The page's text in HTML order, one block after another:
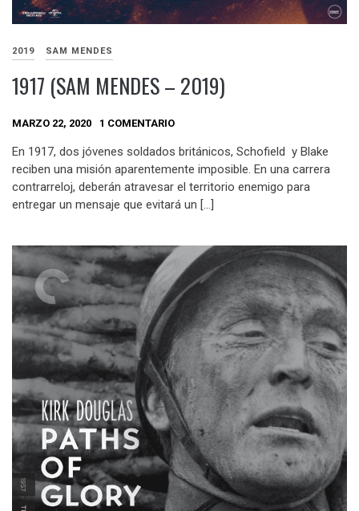
2019 SAM MENDES
1917 (SAM MENDES – 2019)
MARZO 22, 2020 1 COMENTARIO
En 1917, dos jóvenes soldados británicos, Schofield y Blake
reciben una misión aparentemente imposible. En una carrera
contrarreloj, deberán atravesar el territorio enemigo para
entregar un mensaje que evitará un […]